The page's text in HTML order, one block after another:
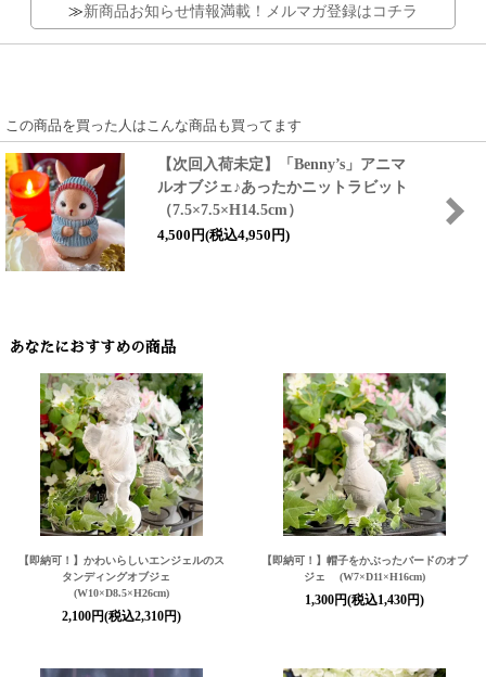
≫新商品お知らせ情報満載！メルマガ登録はコチラ
この商品を買った人はこんな商品も買ってます
【次回入荷未定】「Benny’s」アニマ
ルオブジェ♪あったかニットラビット
（7.5×7.5×H14.5cm）
4,500円(税込4,950円)
あなたにおすすめの商品
【即納可！】かわいらしいエンジェルのス
タンディングオブジェ
(W10×D8.5×H26cm)
2,100円(税込2,310円)
【即納可！】帽子をかぶったバードのオブ
ジェ (W7×D11×H16cm)
1,300円(税込1,430円)